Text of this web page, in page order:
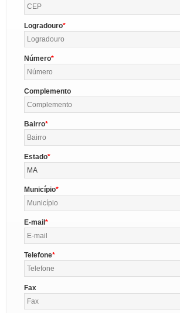
Logradouro
Número
Complemento
Bairro
Estado
MA
Município
E-mail
Telefone
Fax